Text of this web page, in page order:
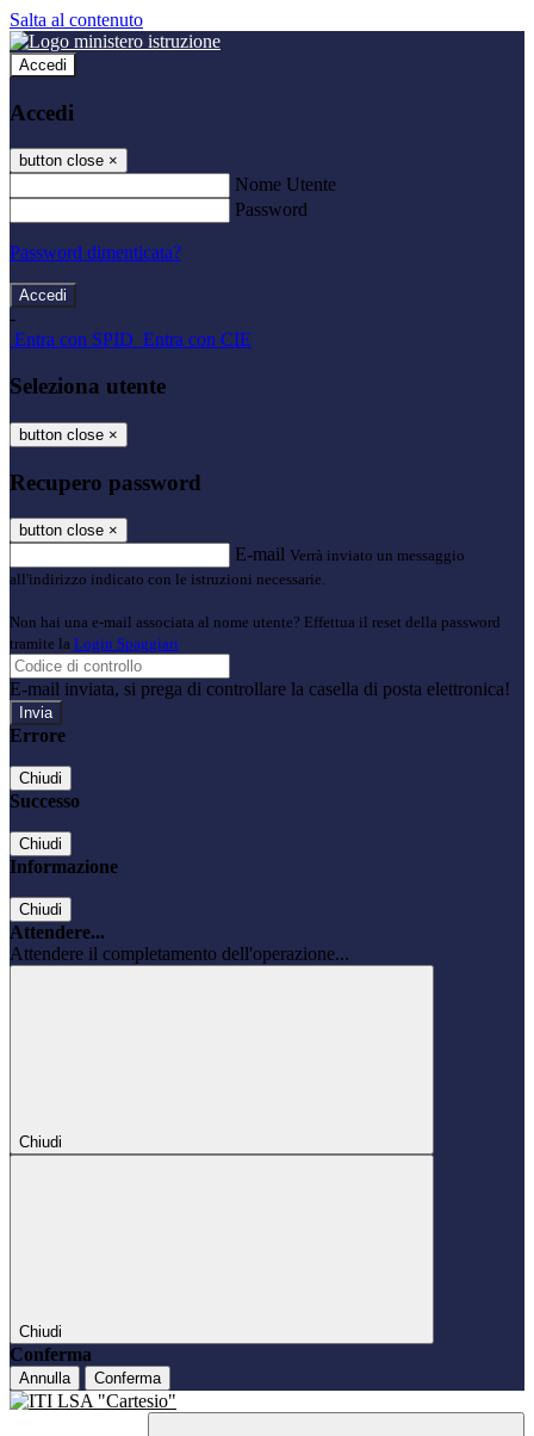
Salta al contenuto
Accedi
Accedi
button close ×
Nome Utente
Password
Password dimenticata?
-
Entra con SPID Entra con CIE
Seleziona utente
button close ×
Recupero password
button close ×
E-mail Verrà inviato un messaggio
all'indirizzo indicato con le istruzioni necessarie.
Non hai una e-mail associata al nome utente? Effettua il reset della password
tramite la Login Spaggiari
E-mail inviata, si prega di controllare la casella di posta elettronica!
Errore
Chiudi
Successo
Chiudi
Informazione
Chiudi
Attendere...
Attendere il completamento dell'operazione...
Chiudi
Chiudi
Conferma
Annulla Conferma